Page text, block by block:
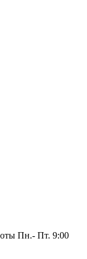
Пн.- Пт. 9:00